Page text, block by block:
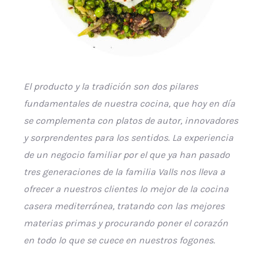
El producto y la tradición son dos pilares
fundamentales de nuestra cocina, que hoy en día
se complementa con platos de autor, innovadores
y sorprendentes para los sentidos. La experiencia
de un negocio familiar por el que ya han pasado
tres generaciones de la familia Valls nos lleva a
ofrecer a nuestros clientes lo mejor de la cocina
casera mediterránea, tratando con las mejores
materias primas y procurando poner el corazón
en todo lo que se cuece en nuestros fogones.